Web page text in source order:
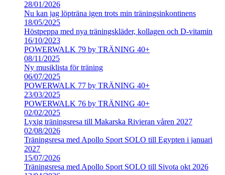
28/01/2026
Nu kan jag löpträna igen trots min träningsinkontinens
18/05/2025
Höstpeppa med nya träningskläder, kollagen och D-vitamin
16/10/2023
POWERWALK 79 by TRÄNING 40+
08/11/2025
Ny musiklista för träning
06/07/2025
POWERWALK 77 by TRÄNING 40+
23/03/2025
POWERWALK 76 by TRÄNING 40+
02/02/2025
Lyxig träningsresa till Makarska Rivieran våren 2027
02/08/2026
Träningsresa med Apollo Sport SOLO till Egypten i januari
2027
15/07/2026
Träningsresa med Apollo Sport SOLO till Sivota okt 2026